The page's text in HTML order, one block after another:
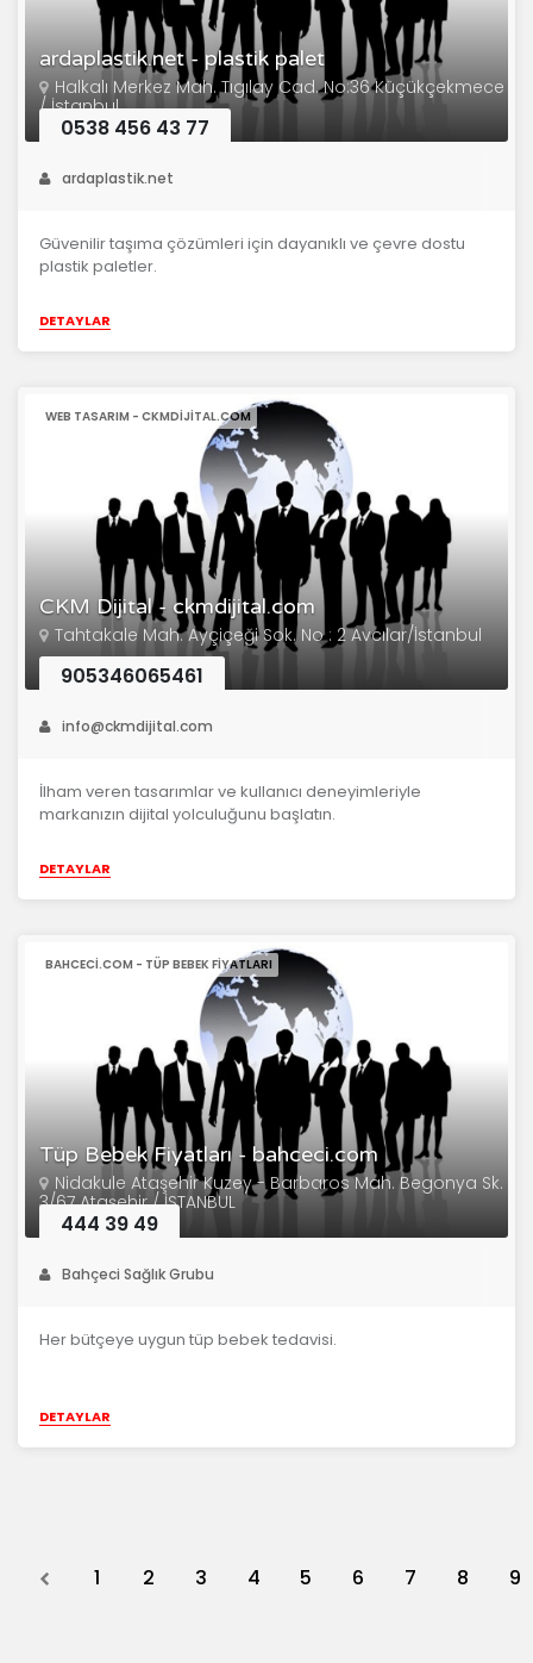
ardaplastik.net - plastik palet
Halkalı Merkez Mah. Tıgılay Cad. No:36 Küçükçekmece
/ İstanbul
0538 456 43 77
ardaplastik.net
Güvenilir taşıma çözümleri için dayanıklı ve çevre dostu
plastik paletler.
DETAYLAR
CKM Dijital - ckmdijital.com
WEB TASARIM - CKMDIJITAL.COM
Tahtakale Mah. Ayçiçeği Sok. No : 2 Avcılar/İstanbul
905346065461
info@ckmdijital.com
İlham veren tasarımlar ve kullanıcı deneyimleriyle
markanızın dijital yolculuğunu başlatın.
DETAYLAR
Tüp Bebek Fiyatları - bahceci.com
BAHCECI.COM - TÜP BEBEK FIYATLARI
Nidakule Ataşehir Kuzey - Barbaros Mah. Begonya Sk.
3/67 Ataşehir / İSTANBUL
444 39 49
Bahçeci Sağlık Grubu
Her bütçeye uygun tüp bebek tedavisi.
DETAYLAR
Previous
1 2 3 4 5 6 7 8 9